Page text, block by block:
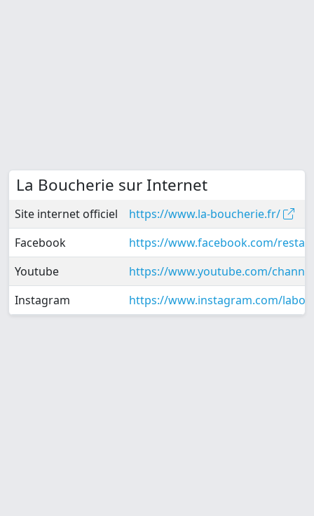
La Boucherie sur Internet
Site internet officiel
https://www.la-boucherie.fr/
Facebook
https://www.facebook.com/
Youtube
https://www.youtube.com/
Instagram
https://www.instagram.com/